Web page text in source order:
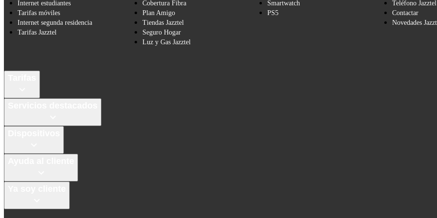
Internet estudiantes
Tarifas móviles
Internet segunda residencia
Tarifas Jazztel
Cobertura Fibra
Plan Amigo
Tiendas Jazztel
Seguro Hogar
Luz y Gas Jazztel
Smartwatch
PS5
Teléfono Jazztel
Contactar
Novedades